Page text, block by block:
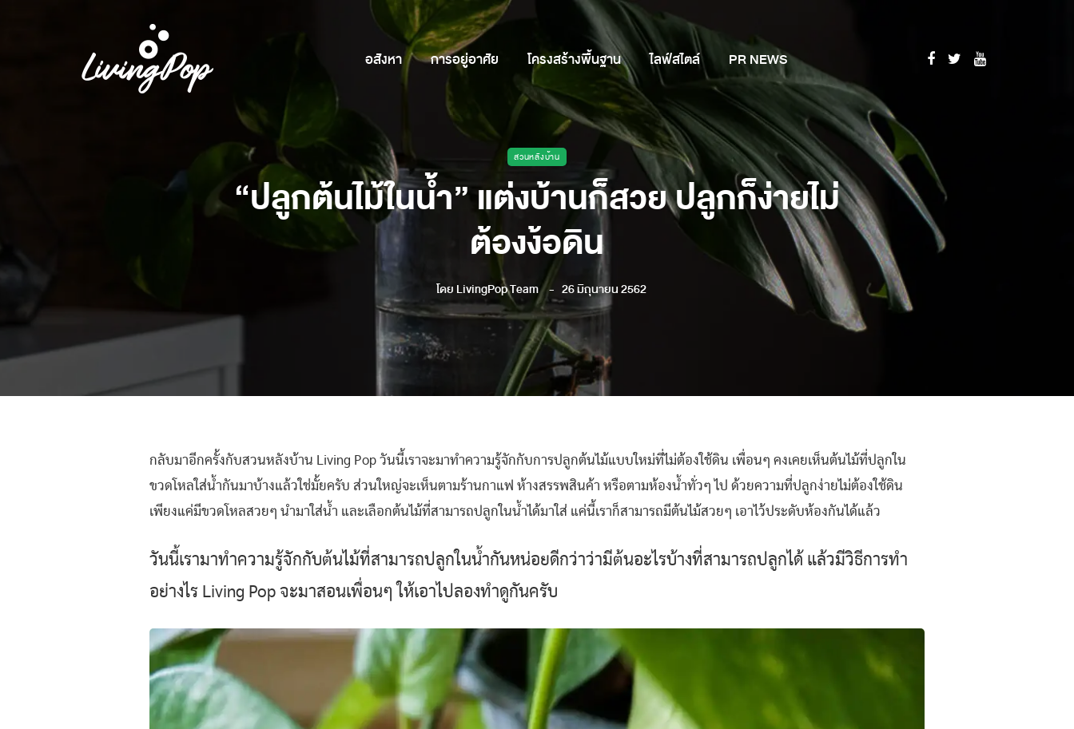
อสังหา การอยู่อาศัย โครงสร้างพื้นฐาน ไลฟ์สไตล์ PR NEWS
สวนหลังบ้าน
“ปลูกต้นไม้ในน้ำ” แต่งบ้านก็สวย ปลูกก็ง่ายไม่
ต้องง้อดิน
โดย LivingPop Team 26 มิถุนายน 2562
กลับมาอีกครั้งกับสวนหลังบ้าน Living Pop วันนี้เราจะมาทำความรู้จักกับการปลูกต้นไม้แบบใหม่ที่ไม่ต้องใช้ดิน เพื่อนๆ คงเคยเห็นต้นไม้ที่ปลูกใน
ขวดโหลใส่น้ำกันมาบ้างแล้วใช่มั้ยครับ ส่วนใหญ่จะเห็นตามร้านกาแฟ ห้างสรรพสินค้า หรือตามห้องน้ำทั่วๆ ไป ด้วยความที่ปลูกง่ายไม่ต้องใช้ดิน
เพียงแค่มีขวดโหลสวยๆ นำมาใส่น้ำ และเลือกต้นไม้ที่สามารถปลูกในน้ำได้มาใส่ แค่นี้เราก็สามารถมีต้นไม้สวยๆ เอาไว้ประดับห้องกันได้แล้ว
วันนี้เรามาทำความรู้จักกับต้นไม้ที่สามารถปลูกในน้ำกันหน่อยดีกว่าว่ามีต้นอะไรบ้างที่สามารถปลูกได้ แล้วมีวิธีการทำ
อย่างไร Living Pop จะมาสอนเพื่อนๆ ให้เอาไปลองทำดูกันครับ